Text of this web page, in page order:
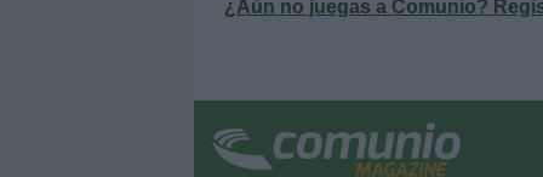
¿Aún no juegas a Comunio?